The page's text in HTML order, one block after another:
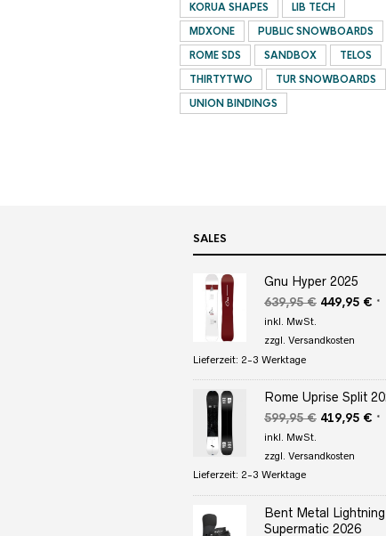
KORUA SHAPES
LIB TECH
MDXONE
PUBLIC SNOWBOARDS
ROME SDS
SANDBOX
TELOS
THIRTYTWO
TUR SNOWBOARDS
UNION BINDINGS
SALES
Gnu Hyper 2025
639,95€ 449,95 € *
inkl. MwSt.
zzgl. Versandkosten
Lieferzeit: 2-3 Werktage
Rome Uprise Split
599,95€ 419,95 € *
inkl. MwSt.
zzgl. Versandkosten
Lieferzeit: 2-3 Werktage
Bent Metal Lightning
Supermatic 2026